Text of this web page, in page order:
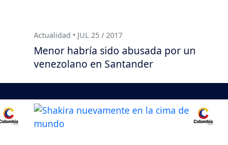
Actualidad • JUL 25 / 2017
Menor habría sido abusada por un
venezolano en Santander